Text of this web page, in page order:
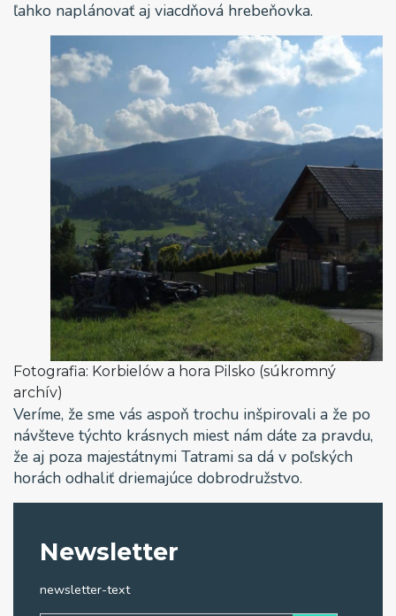
ľahko naplánovať aj viacdňová hrebeňovka.
Fotografia: Korbielów a hora Pilsko (súkromný
archív)
Veríme, že sme vás aspoň trochu inšpirovali a že po
návšteve týchto krásnych miest nám dáte za pravdu,
že aj poza majestátnymi Tatrami sa dá v poľských
horách odhaliť driemajúce dobrodružstvo.
Newsletter
newsletter-text